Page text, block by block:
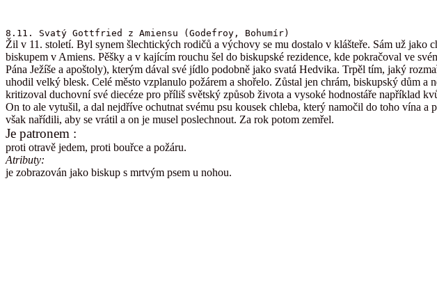
8.11. Svatý Gottfried z Amiensu (Godefroy, Bohumír)
Žil v 11. století. Byl synem šlechtických rodičů a výchovy se mu dostalo v klášteře. Sám už jako
biskupem v Amiens. Pěšky a v kajícím rouchu šel do biskupské rezidence, kde pokračoval ve
Pána Ježíše a apoštoly), kterým dával své jídlo podobně jako svatá Hedvika. Trpěl tím, jaký
uhodil velký blesk. Celé město vzplanulo požárem a shořelo. Zůstal jen chrám, biskupský dům
kritizoval duchovní své diecéze pro příliš světský způsob života a vysoké hodnostáře například
On to ale vytušil, a dal nejdříve ochutnat svému psu kousek chleba, který namočil do toho vína
však nařídili, aby se vrátil a on je musel poslechnout. Za rok potom zemřel.
Je patronem :
proti otravě jedem, proti bouřce a požáru.
Atributy:
je zobrazován jako biskup s mrtvým psem u nohou.